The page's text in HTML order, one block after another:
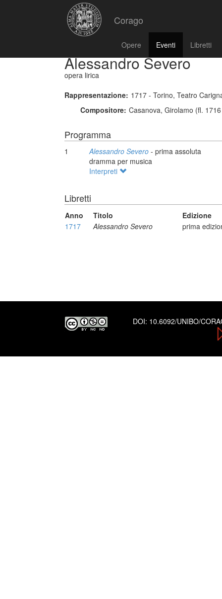
Corago
Opere Eventi Libretti
Alessandro Severo
opera lirica
Rappresentazione: 1717 - Torino, Teatro
Compositore: Casanova, Girolamo (fl.
Programma
1 Alessandro Severo - prima assoluta
dramma per musica
Interpreti
Libretti
Anno Titolo
Edizione
1717
Alessandro Severo prima
DOI: 10.6092/UNIBO/